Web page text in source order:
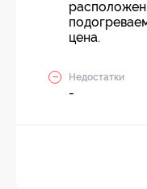
цена.
Недостатки
-